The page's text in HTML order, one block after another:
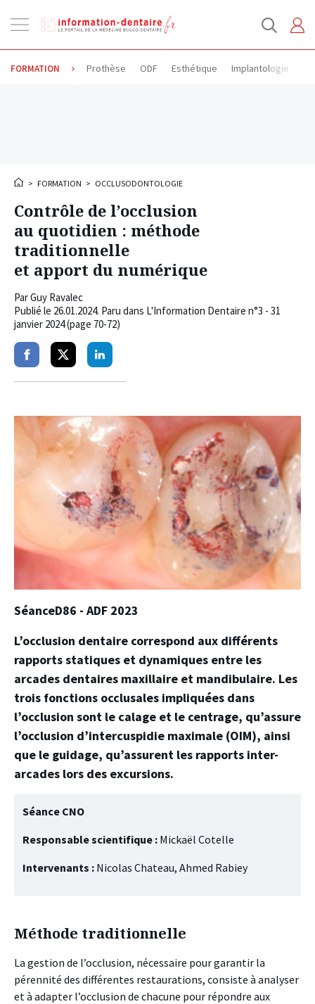
la
FORMATION Prothèse ODF Esthétique Implantologie
> FORMATION > OCCLUSODONTOLOGIE
Contrôle de l’occlusion
au quotidien : méthode
traditionnelle
et apport du numérique
ParGuy Ravalec
Publié le 26.01.2024. Paru dans L'Information Dentaire n°3 - 31
janvier 2024 (page 70-72)
PartagerPartagerPartager
SéanceD86 - ADF 2023
L’occlusion dentaire correspond aux différents
rapports statiques et dynamiques entre les
arcades dentaires maxillaire et mandibulaire. Les
trois fonctions occlusales impliquées dans
l’occlusion sont le calage et le centrage, qu’assure
l’occlusion d’intercuspidie maximale (OIM), ainsi
que le guidage, qu’assurent les rapports inter-
arcades lors des excursions.
Séance CNO
Responsable scientifique : Mickaël Cotelle
Intervenants : Nicolas Chateau, Ahmed Rabiey
Méthode traditionnelle
La gestion de l’occlusion, nécessaire pour garantir la
pérennité des différentes restaurations, consiste à analyser
et à adapter l’occlusion de chacune pour répondre aux